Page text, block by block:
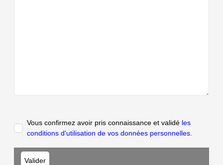
Vous confirmez avoir pris connaissance et validé les
conditions d'utilisation de vos données personnelles.